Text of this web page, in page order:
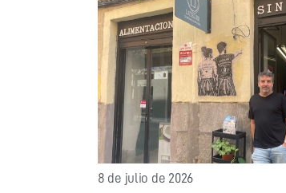
8 de julio de 2026